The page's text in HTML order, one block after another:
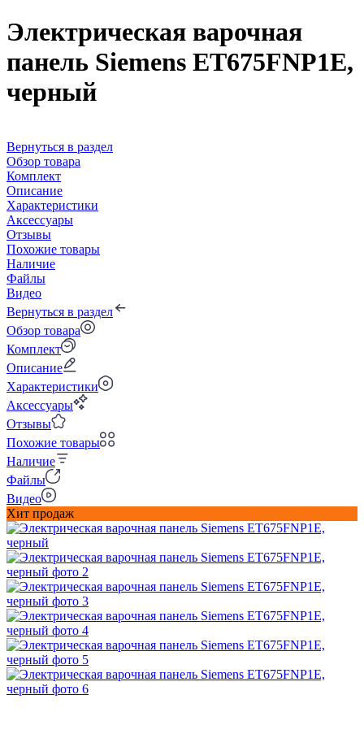
Электрическая варочная
панель Siemens ET675FNP1E,
черный
Вернуться в раздел
Обзор товара
Комплект
Описание
Характеристики
Аксессуары
Отзывы
Похожие товары
Наличие
Файлы
Видео
Вернуться в раздел
Обзор товара
Комплект
Описание
Характеристики
Аксессуары
Отзывы
Похожие товары
Наличие
Файлы
Видео
Хит продаж